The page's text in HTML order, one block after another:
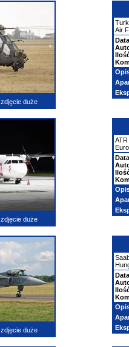
zdjęcie duże
Air
zdjęcie duże
ATR
zdjęcie duże